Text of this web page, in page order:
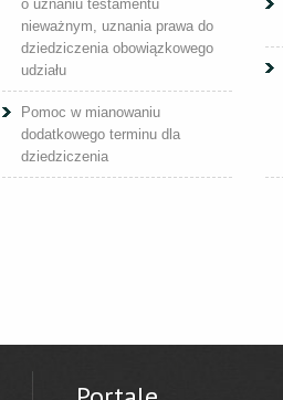
o uznaniu testamentu
nieważnym, uznania prawa do
dziedziczenia obowiązkowego
udziału
Pomoc w mianowaniu
dodatkowego terminu dla
dziedziczenia